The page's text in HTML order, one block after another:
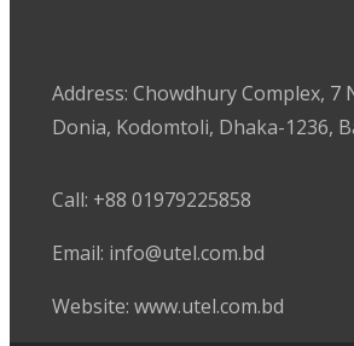
Address: Chowdhury Complex, 7
Donia, Kodomtoli, Dhaka-1236,
Call: +88 01979225858
Email: info@utel.com.bd
Website: www.utel.com.bd